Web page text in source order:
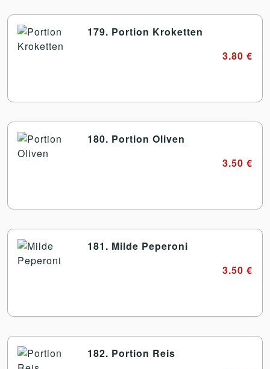
179. Portion Kroketten
3.80 €
180. Portion Oliven
3.50 €
181. Milde Peperoni
3.50 €
182. Portion Reis